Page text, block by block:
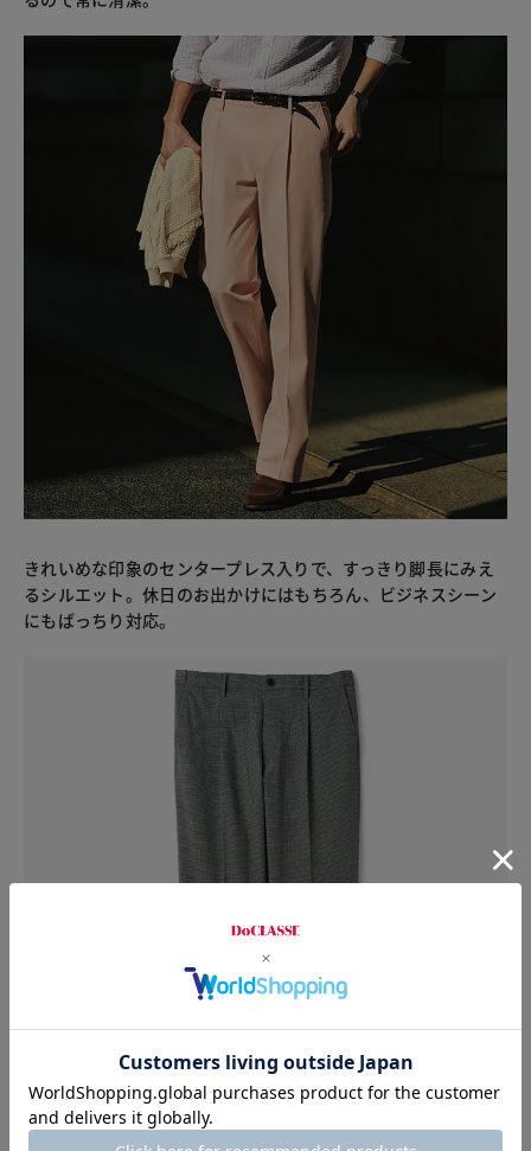
きれいめな印象のセンタープレス入りで、すっきり脚長にみえ
るシルエット。休日のお出かけにはもちろん、ビジネスシーン
にもばっちり対応。